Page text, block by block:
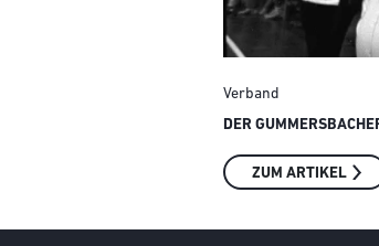
Verband
DER
ZUM ARTIKEL